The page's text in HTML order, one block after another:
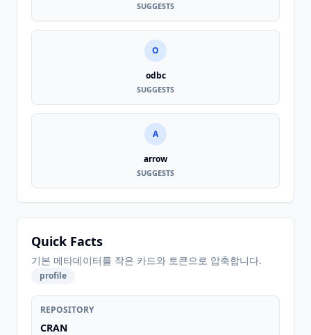
SUGGESTS
O
odbc
SUGGESTS
A
arrow
SUGGESTS
Quick Facts
기본 메타데이터를 작은 카드와 토큰으로 압축합니다.
profile
REPOSITORY
CRAN